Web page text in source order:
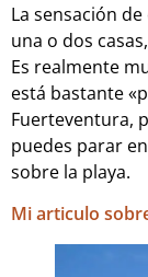
La sensación
una o dos
Es realmente
está bastante
Fuerteventura,
puedes parar
sobre la playa.
Mi articulo